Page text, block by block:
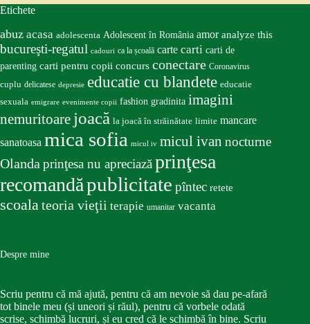
Etichete
abuz acasa adolescenta Adolescent în România amor analyze this
bucureşti-regatul cadouri ca la școală carte carti carti de
parenting carti pentru copii concurs conectare Coronavirus
cuplu delicatese depresie educatie cu blandete educatie
sexuala emigrare evenimente copii fashion gradinita imagini
nemuritoare joacă la joacă în străinătate limite mancare
sanatoasa mica sofia micul iv micul ivan nocturne
Olandaprinţesa nu apreciazăprinţesa
recomandăpublicitate pîntec retete
scoalateoria vieţii terapie umanitar vacanta
Despre mine
Scriu pentru că mă ajută, pentru că am nevoie să dau pe-afară
tot binele meu (și uneori și răul), pentru că vorbele odată
scrise, schimbă lucruri, și eu cred că le schimbă în bine. Scriu